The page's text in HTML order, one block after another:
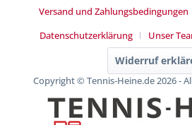
Versand und Zahlungsbedingungen
Datenschutzerklärung
Unser
Widerruf
Copyright © Tennis-Heine.de 2026 -